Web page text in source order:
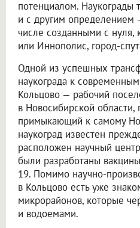
потенциалом. Наукограды
и с другим определением
числе созданными с нуля,
или Иннополис, город-
Одной из успешных
наукограда к
Кольцово — рабочий
в Новосибирской области,
примыкающий к самому
наукоград известен
расположен научный
были разработаны
19. Помимо научно-
в Кольцово есть уже
микрорайонов, которые
и водоемами.